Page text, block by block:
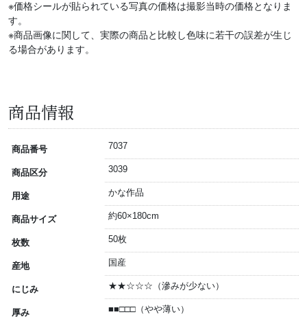
※価格シールが貼られている写真の価格は撮影当時の価格となりま
す。
※商品画像に関して、実際の商品と比較し色味に若干の誤差が生じ
る場合があります。
商品情報
商品番号 7037
商品区分 3039
用途 かな作品
商品サイズ 約60×180cm
枚数 50枚
産地 国産
にじみ ★★☆☆☆（滲みが少ない）
厚み ■■□□□（やや薄い）